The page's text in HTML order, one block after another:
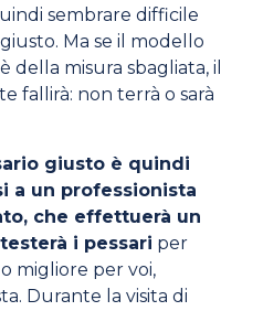
sembrare difficile
Ma se il modello
della misura sbagliata, il
fallirà: non terrà o sarà
giusto è quindi
a un professionista
che effettuerà un
i pessari per
migliore per voi,
Durante la visita di